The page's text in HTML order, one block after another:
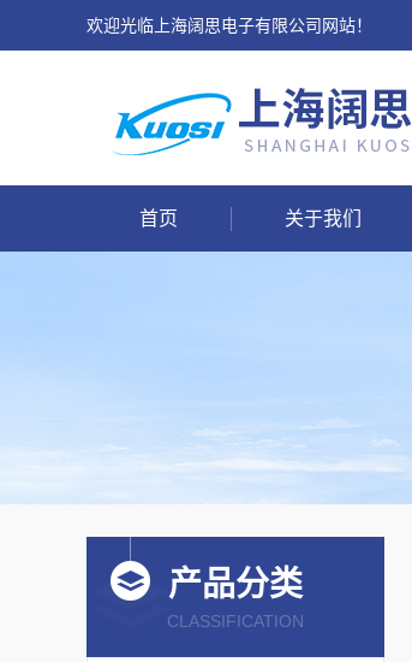
欢迎光临上海阔思电子有限公司网站！
首页 关于我们
产品分类
CLASSIFICATION